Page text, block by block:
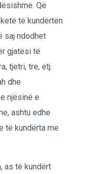
Që
të kundërtën
saj ndodhet
gjatësi të
tjetri, tre, etj.
dhe
njësinë e
ashtu edhe
të kundërta me
as të kundërt